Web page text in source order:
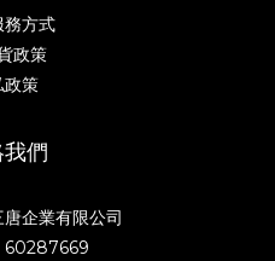
務方式
政策
政策
們
企業有限公司
60287669